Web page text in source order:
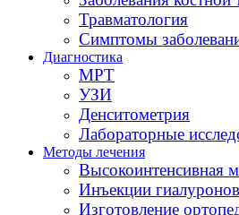
Травматология
Симптомы
Диагностика
МРТ
УЗИ
Денситометрия
Лабораторные
Методы лечения
Высокоинтенсивная
Инъекции
Изготовление